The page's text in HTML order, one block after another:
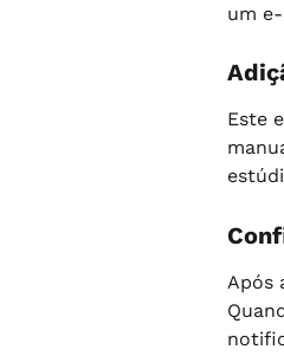
um
Este
Após